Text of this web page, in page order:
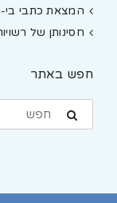
המצאת כתבי בי-
חסינותן של
חפש באתר